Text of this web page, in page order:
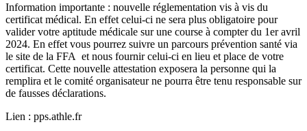
Information importante : nouvelle réglementation vis à vis du
certificat médical. En effet celui-ci ne sera plus obligatoire pour
valider votre aptitude médicale sur une course à compter du 1er avril
2024. En effet vous pourrez suivre un parcours prévention santé via
le site de la FFA et nous fournir celui-ci en lieu et place de votre
certificat. Cette nouvelle attestation exposera la personne qui la
remplira et le comité organisateur ne pourra être tenu responsable sur
de fausses déclarations.
Lien : pps.athle.fr